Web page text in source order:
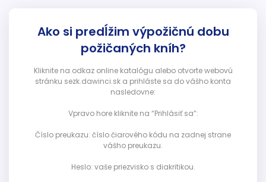
Ako si predĺžim výpožičnú dobu
požičaných kníh?
Kliknite na odkaz online katalógu alebo otvorte webovú
stránku sezk.dawinci.sk a prihláste sa do vášho konta
nasledovne:
Vpravo hore kliknite na “Prihlásiť sa”:
Číslo preukazu: číslo čiarového kódu na zadnej strane
vášho preukazu.
Heslo: vaše priezvisko s diakritikou.